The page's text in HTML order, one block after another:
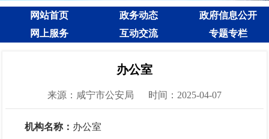
网站首页 政务动态
政府信息公开
网上服务
互动交流 专题专栏
办公室
来源：咸宁市公安局 时间：2025-04-07
机构名称： 办公室